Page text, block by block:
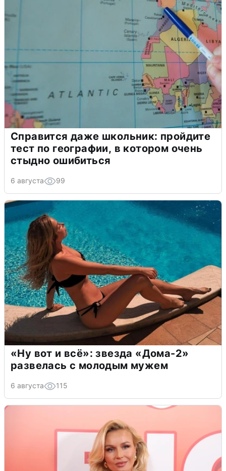
Справится даже школьник: пройдите
тест по географии, в котором очень
стыдно ошибиться
6 августа 99
«Ну вот и всё»: звезда «Дома-2»
развелась с молодым мужем
6 августа 115